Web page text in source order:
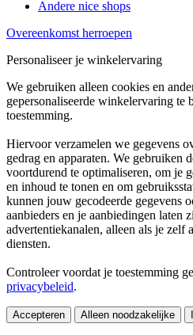
Andere nice shops
Overeenkomst herroepen
Personaliseer je winkelervaring
We gebruiken alleen cookies en
gepersonaliseerde winkelervaring
toestemming.
Hiervoor verzamelen we gegevens
gedrag en apparaten. We gebruiken
voortdurend te optimaliseren, om je
en inhoud te tonen en om
kunnen jouw gecodeerde gegevens
aanbieders en je aanbiedingen laten
advertentiekanalen, alleen als je zelf
diensten.
Controleer voordat je toestemming
privacybeleid.
Accepteren Alleen noodzakelijke